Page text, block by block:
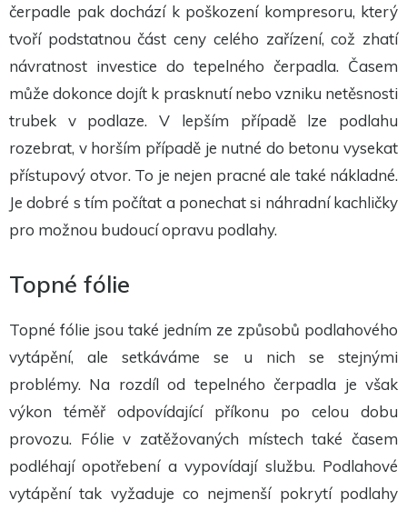
čerpadle pak dochází k poškození kompresoru, který
tvoří podstatnou část ceny celého zařízení, což zhatí
návratnost investice do tepelného čerpadla. Časem
může dokonce dojít k prasknutí nebo vzniku netěsnosti
trubek v podlaze. V lepším případě lze podlahu
rozebrat, v horším případě je nutné do betonu vysekat
přístupový otvor. To je nejen pracné ale také nákladné.
Je dobré s tím počítat a ponechat si náhradní kachličky
pro možnou budoucí opravu podlahy.
Topné fólie
Topné fólie jsou také jedním ze způsobů podlahového
vytápění, ale setkáváme se u nich se stejnými
problémy. Na rozdíl od tepelného čerpadla je však
výkon téměř odpovídající příkonu po celou dobu
provozu. Fólie v zatěžovaných místech také časem
podléhají opotřebení a vypovídají službu. Podlahové
vytápění tak vyžaduje co nejmenší pokrytí podlahy
Marketing
Sdílením svých
zájmů a chování
při návštěvě
našich stránek
zvyšujete šanci na
personalizovaného
obsahu a nabídek.